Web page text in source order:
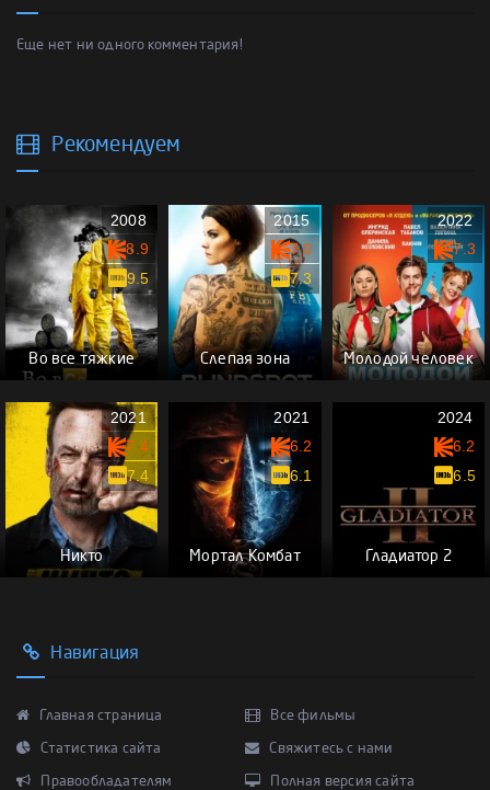
Еще нет ни одного комментария!
Рекомендуем
Во все тяжкие
2008
8.9
9.5
Слепая зона
2015
7.0
7.3
Молодой человек
2022
7.3
Никто
2021
7.4
7.4
Мортал Комбат
2021
6.2
6.1
Гладиатор 2
2024
6.2
6.5
Навигация
Главная страница Все фильмы
Статистика сайта Свяжитесь с нами
Правообладателям Полная версия сайта